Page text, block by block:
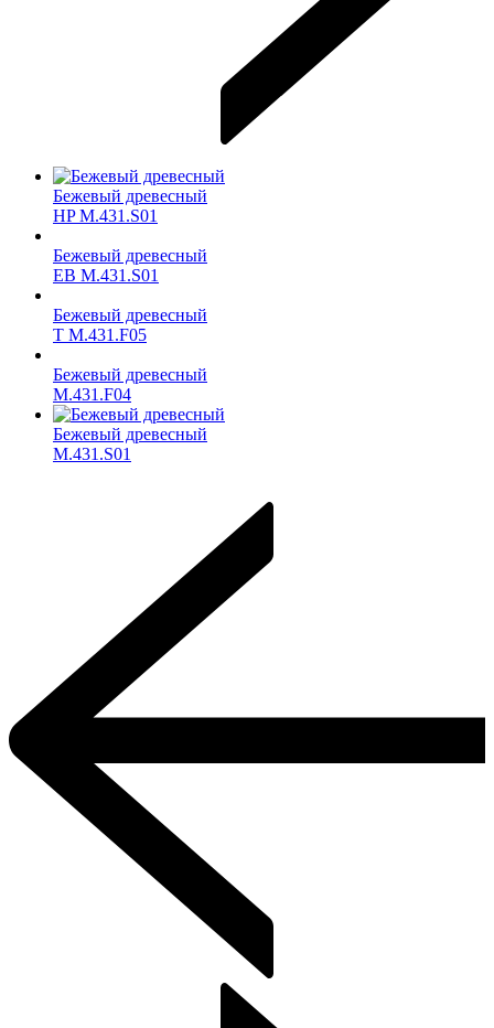
Бежевый древесный
HP M.431.S01
Бежевый древесный
ЕВ M.431.S01
Бежевый древесный
T M.431.F05
Бежевый древесный
M.431.F04
Бежевый древесный
M.431.S01